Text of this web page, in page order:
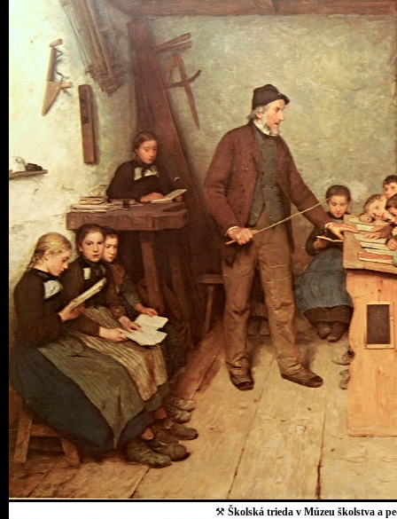
⚒ Školská trieda v Múzeu školstva a